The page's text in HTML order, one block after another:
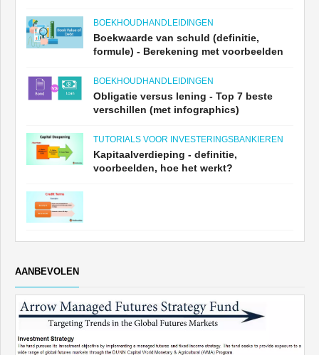
BOEKHOUDHANDLEIDINGEN
Boekwaarde van schuld (definitie,
formule) - Berekening met voorbeelden
BOEKHOUDHANDLEIDINGEN
Obligatie versus lening - Top 7 beste
verschillen (met infographics)
TUTORIALS VOOR INVESTERINGSBANKIEREN
Kapitaalverdieping - definitie,
voorbeelden, hoe het werkt?
AANBEVOLEN